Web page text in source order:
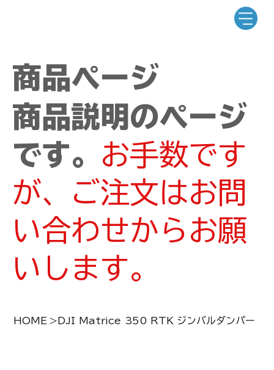
商品ページ
商品説明のページ
です。 お手数です
が、ご注文はお問
い合わせからお願
いします。
HOME > DJI Matrice 350 RTK ジンバルダンパー